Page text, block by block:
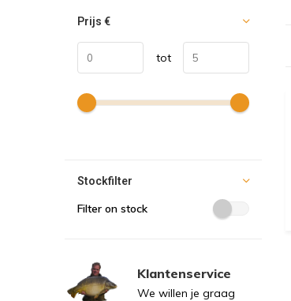
Prijs €
tot
Stockfilter
Filter on stock
Klantenservice
We willen je graag